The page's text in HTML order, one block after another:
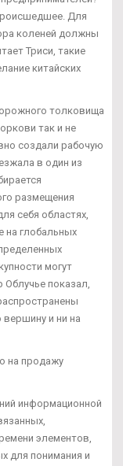
Для
коленей должны
Триси, такие
китайских
толковища
так и не
создали рабочую
в один из
размещения
себя областях,
на глобальных
могут
Облучье показал,
и ни на
на продажу
информационной
элементов,
для понимания и